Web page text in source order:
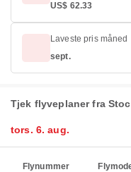
US$ 62.33
Laveste pris måned
sept.
Tjek flyveplaner fra
tors. 6. aug.
Flynummer